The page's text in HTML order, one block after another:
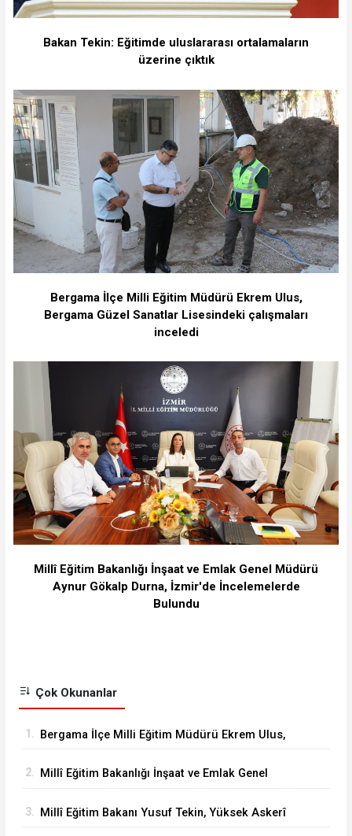
Bakan Tekin: Eğitimde uluslararası ortalamaların
üzerine çıktık
Bergama İlçe Milli Eğitim Müdürü Ekrem Ulus,
Bergama Güzel Sanatlar Lisesindeki çalışmaları
inceledi
Millî Eğitim Bakanlığı İnşaat ve Emlak Genel Müdürü
Aynur Gökalp Durna, İzmir'de İncelemelerde
Bulundu
Çok Okunanlar
1. Bergama İlçe Milli Eğitim Müdürü Ekrem Ulus,
çalışmaları inceledi
2. Millî Eğitim Bakanlığı İnşaat ve Emlak Genel
İncelemelerde Bulundu
3. Millî Eğitim Bakanı Yusuf Tekin, Yüksek Askerî